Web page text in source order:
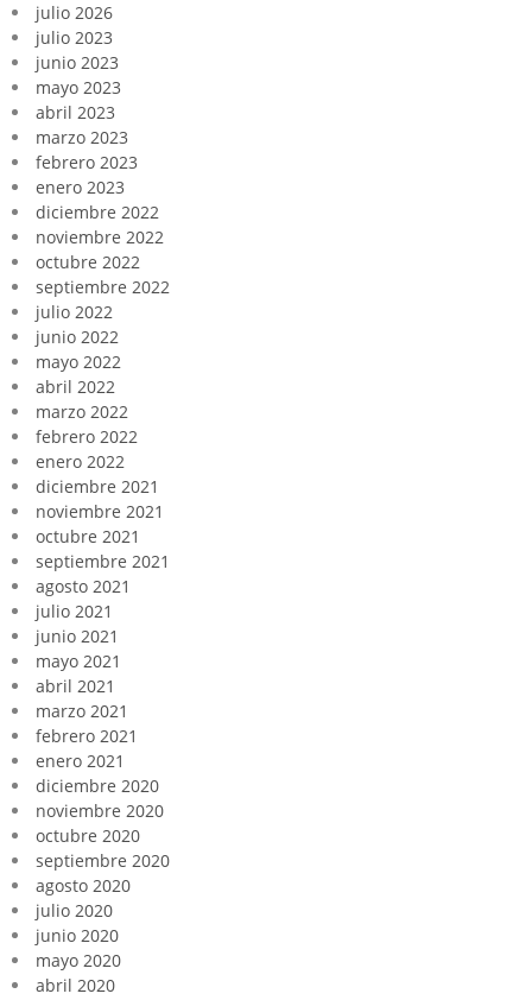
julio 2026
julio 2023
junio 2023
mayo 2023
abril 2023
marzo 2023
febrero 2023
enero 2023
diciembre 2022
noviembre 2022
octubre 2022
septiembre 2022
julio 2022
junio 2022
mayo 2022
abril 2022
marzo 2022
febrero 2022
enero 2022
diciembre 2021
noviembre 2021
octubre 2021
septiembre 2021
agosto 2021
julio 2021
junio 2021
mayo 2021
abril 2021
marzo 2021
febrero 2021
enero 2021
diciembre 2020
noviembre 2020
octubre 2020
septiembre 2020
agosto 2020
julio 2020
junio 2020
mayo 2020
abril 2020